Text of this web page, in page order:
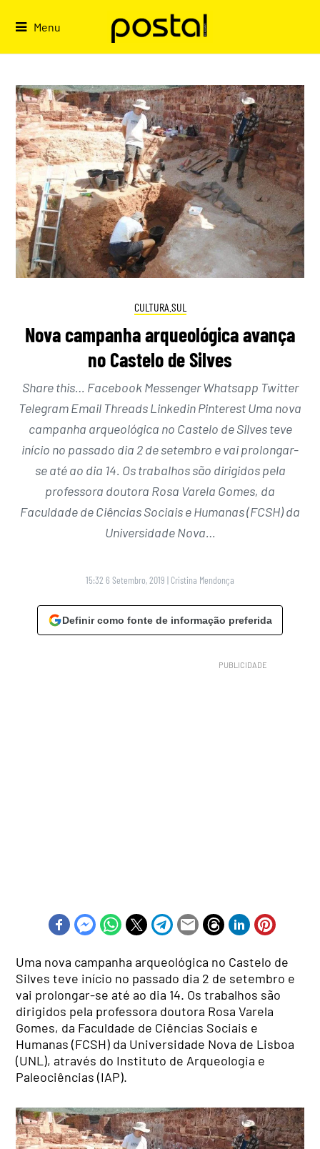
Menu
CULTURA.SUL
Nova campanha arqueológica avança
no Castelo de Silves
Share this… Facebook Messenger Whatsapp Twitter
Telegram Email Threads Linkedin Pinterest Uma nova
campanha arqueológica no Castelo de Silves teve
início no passado dia 2 de setembro e vai prolongar-
se até ao dia 14. Os trabalhos são dirigidos pela
professora doutora Rosa Varela Gomes, da
Faculdade de Ciências Sociais e Humanas (FCSH) da
Universidade Nova…
15:32 6 Setembro, 2019 | Cristina Mendonça
Definir como fonte de informação preferida
Uma nova campanha arqueológica no Castelo de
Silves teve início no passado dia 2 de setembro e
vai prolongar-se até ao dia 14. Os trabalhos são
dirigidos pela professora doutora Rosa Varela
Gomes, da Faculdade de Ciências Sociais e
Humanas (FCSH) da Universidade Nova de Lisboa
(UNL), através do Instituto de Arqueologia e
Paleociências (IAP).